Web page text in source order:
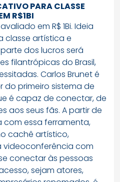
PARA CLASSE
R$1BI
em R$ 1Bi. Ideia
classe artística e
dos lucros será
filantrópicas do Brasil,
Carlos Brunet é
do primeiro sistema de
é capaz de conectar, de
aos seus fãs. A partir de
essa ferramenta,
cachê artístico,
videoconferência com
conectar às pessoas
sejam atores,